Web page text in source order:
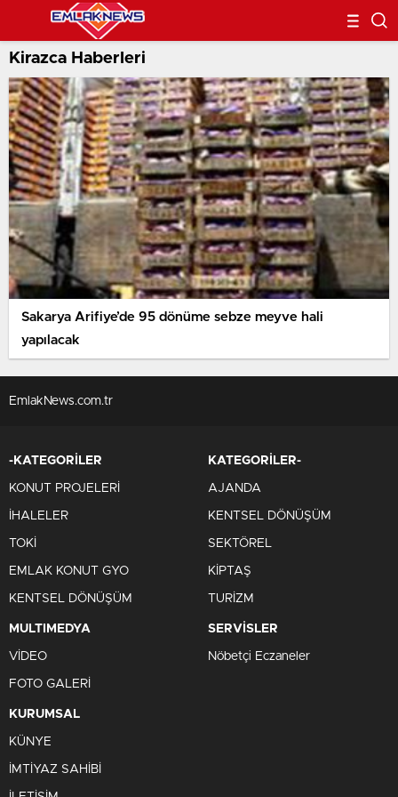
Kirazca Haberleri
Sakarya Arifiye’de 95 dönüme sebze meyve hali
yapılacak
EmlakNews.com.tr
-KATEGORİLER
KONUT PROJELERİ
İHALELER
TOKİ
EMLAK KONUT GYO
KENTSEL DÖNÜŞÜM
KATEGORİLER-
AJANDA
KENTSEL DÖNÜŞÜM
SEKTÖREL
KİPTAŞ
TURİZM
MULTIMEDYA
VİDEO
FOTO GALERİ
SERVİSLER
Nöbetçi Eczaneler
KURUMSAL
KÜNYE
İMTİYAZ SAHİBİ